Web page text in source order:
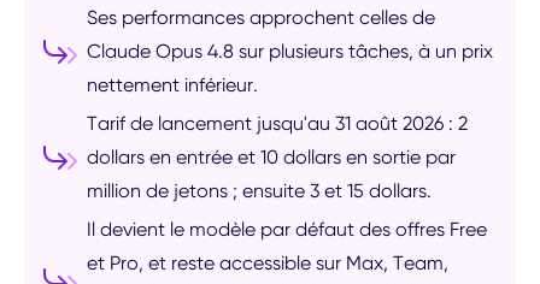
Ses performances approchent celles de
Claude Opus 4.8 sur plusieurs tâches, à un prix
nettement inférieur.
Tarif de lancement jusqu'au 31 août 2026 : 2
dollars en entrée et 10 dollars en sortie par
million de jetons ; ensuite 3 et 15 dollars.
Il devient le modèle par défaut des offres Free
et Pro, et reste accessible sur Max, Team,